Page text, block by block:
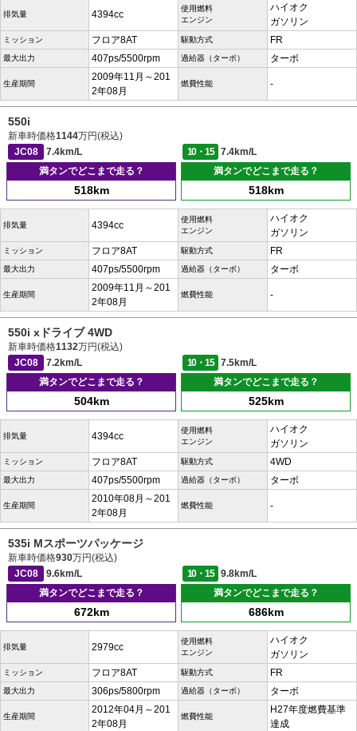
排気量 4394cc
使用燃料
エンジン
ハイオク
ガソリン
ミッション フロア8AT 駆動方式 FR
最大出力 407ps/5500rpm 過給器（ターボ） ターボ
生産期間
2009年11月～201
2年08月
燃費性能 -
550i
新車時価格1144万円(税込)
JC08
7.4km/L 10・15
7.4km/L
満タンでどこまで走る？
518km
満タンでどこまで走る？
518km
排気量 4394cc
使用燃料
エンジン
ハイオク
ガソリン
ミッション フロア8AT 駆動方式 FR
最大出力 407ps/5500rpm 過給器（ターボ） ターボ
生産期間
2009年11月～201
2年08月
燃費性能 -
550i xドライブ 4WD
新車時価格1132万円(税込)
JC08
7.2km/L 10・15
7.5km/L
満タンでどこまで走る？
504km
満タンでどこまで走る？
525km
排気量 4394cc
使用燃料
エンジン
ハイオク
ガソリン
ミッション フロア8AT 駆動方式 4WD
最大出力 407ps/5500rpm 過給器（ターボ） ターボ
生産期間
2010年08月～201
2年08月
燃費性能 -
535i Mスポーツパッケージ
新車時価格930万円(税込)
JC08
9.6km/L 10・15
9.8km/L
満タンでどこまで走る？
672km
満タンでどこまで走る？
686km
排気量 2979cc
使用燃料
エンジン
ハイオク
ガソリン
ミッション フロア8AT 駆動方式 FR
最大出力 306ps/5800rpm 過給器（ターボ） ターボ
生産期間
2012年04月～201
2年08月
燃費性能
H27年度燃費基準
達成